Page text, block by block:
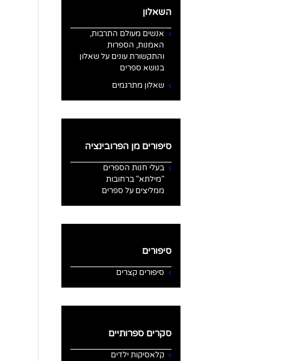
השאלון
אנשים מעולם התרבות,
האמנות, הספרות
והתקשורת עונים על שאלון
בנושא ספרים
שאלון מתרגמים
סיפורים מן הפרובינציה
בעלי חנות הספרים
"מילתא" ברחובות
ממליצים על ספרים
סיפורים
סיפורים קצרים
סקרים ספרותיים
קלאסיקות ילדים